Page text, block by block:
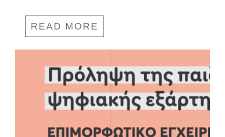
READ MORE